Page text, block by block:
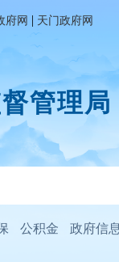
府网 | 天门政府网
管理局
公积金 政府信